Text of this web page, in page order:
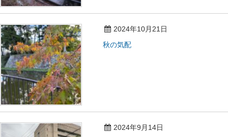
2024年10月21日
秋の気配
2024年9月14日